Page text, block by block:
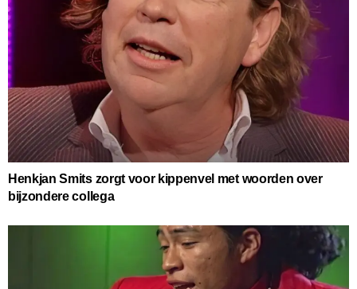
Henkjan Smits zorgt voor kippenvel met woorden over
bijzondere collega